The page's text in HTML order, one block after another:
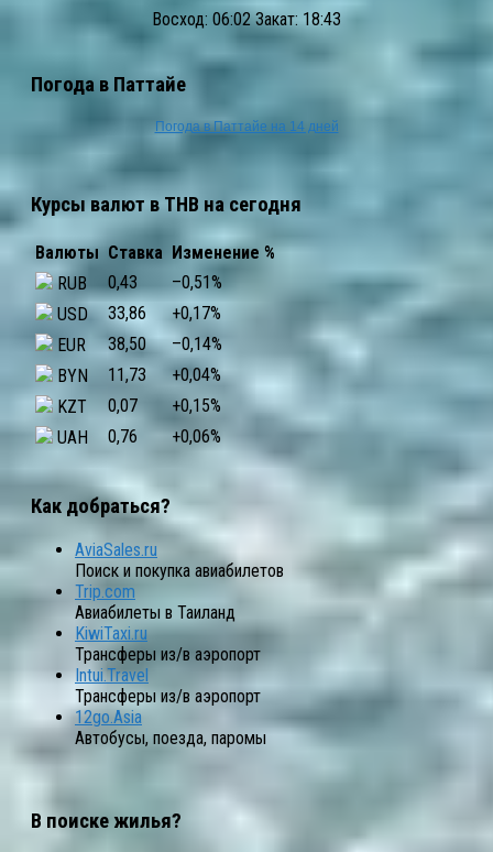
Восход: 06:02 Закат: 18:43
Погода в Паттайе
Погода в Паттайе на 14 дней
Курсы валют в THB на сегодня
Валюты Ставка Изменение %
RUB
0,43 –0,51%
USD
33,86 +0,17%
EUR
38,50 –0,14%
BYN
11,73 +0,04%
KZT
0,07 +0,15%
UAH
0,76 +0,06%
Как добраться?
AviaSales.ru
Поиск и покупка авиабилетов
Trip.com
Авиабилеты в Таиланд
KiwiTaxi.ru
Трансферы из/в аэропорт
Intui.Travel
Трансферы из/в аэропорт
12go.Asia
Автобусы, поезда, паромы
В поиске жилья?